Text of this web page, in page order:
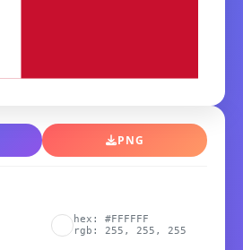
PNG
hex: #FFFFFF
rgb: 255, 255, 255